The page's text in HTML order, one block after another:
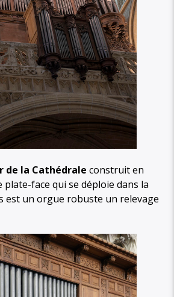
de la Cathédraleconstruit en
plate-face qui se déploie dans la
est un orgue robuste un relevage